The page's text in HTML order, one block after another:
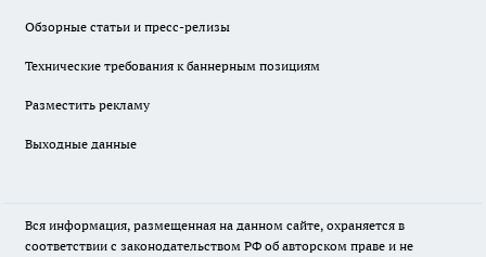
Обзорные статьи и пресс-релизы
Технические требования к баннерным позициям
Разместить рекламу
Выходные данные
Вся информация, размещенная на данном сайте, охраняется в
соответствии с законодательством РФ об авторском праве и не